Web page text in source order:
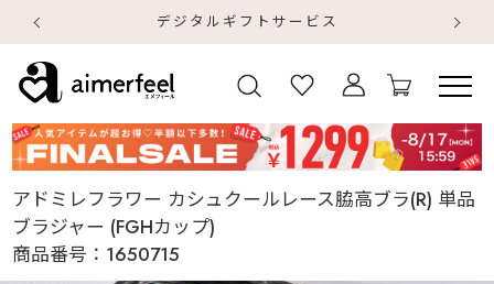
デジタルギフトサービス
アドミレフラワー カシュクールレース脇高ブラ(R) 単品
ブラジャー (FGHカップ)
商品番号： 1650715